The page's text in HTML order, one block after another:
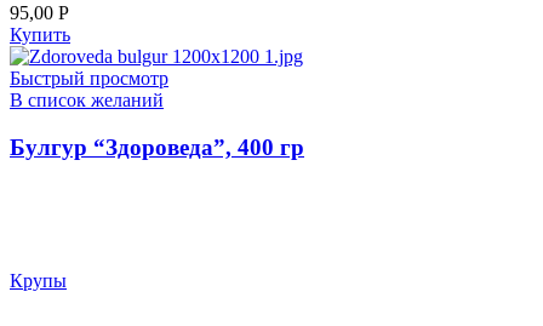
95,00 Р
Купить
Быстрый просмотр
В список желаний
Булгур “Здороведа”, 400 гр
Крупы